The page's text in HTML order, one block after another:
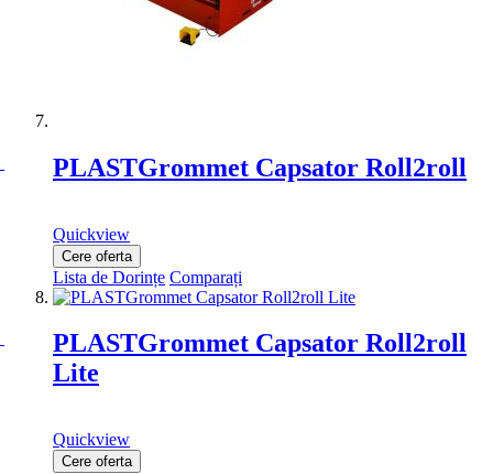
PLASTGrommet Capsator Roll2roll
Quickview
Cere oferta
Lista de Dorințe Comparați
PLASTGrommet Capsator Roll2roll
Lite
Quickview
Cere oferta